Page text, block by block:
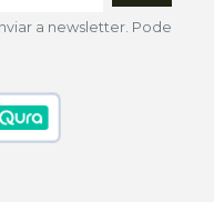
a newsletter. Pode